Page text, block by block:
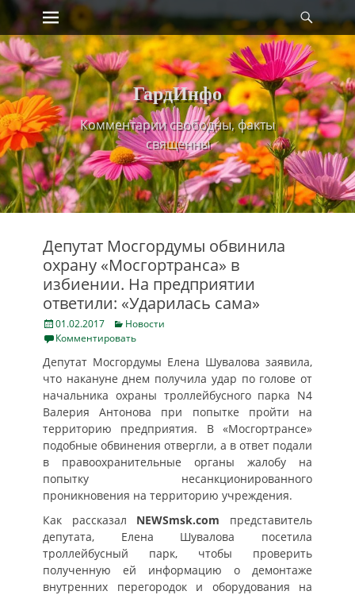
Skip
content
Primary Menu
ГардИнфо
Комментарии свободны, факты
священны
Депутат Мосгордумы обвинила
охрану «Мосгортранса» в
избиении. На предприятии
ответили: «Ударилась сама»
Posted
on
01.02.2017 Categories
Новости
Комментировать
Депутат Мосгордумы Елена Шувалова заявила,
что накануне днем получила удар по голове от
начальника охраны троллейбусного парка N4
Валерия Антонова при попытке пройти на
территорию предприятия. В «Мосгортрансе»
подобные обвинения отвергли, а в ответ подали
в правоохранительные органы жалобу на
попытку несанкционированного
проникновения на территорию учреждения.
Как рассказал NEWSmsk.com представитель
депутата, Елена Шувалова посетила
троллейбусный парк, чтобы проверить
полученную ей информацию о демонтаже
внутренних перегородок и оборудования на